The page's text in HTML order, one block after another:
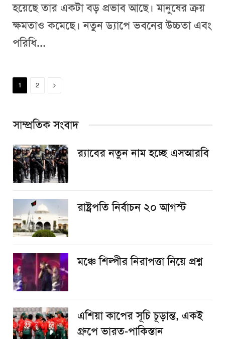
হয়েছে তার একটা বড় প্রভাব আছে। মানুষের ক্রয়
ক্ষমতাও কমেছে। নতুন ড্যাপে ভবনের উচ্চতা এবং
পরিধি...
1 2 Next
সাম্প্রতিক সংবাদ
র‌্যাবের নতুন নাম হচ্ছে এসআরবি
রাষ্ট্রপতি নির্বাচন ২০ আগস্ট
​মঞ্চে শিল্পীর নিরাপত্তা নিয়ে প্রশ্ন
এশিয়া কাপের সূচি চূড়ান্ত, একই
গ্রুপে ভারত-পাকিস্তান